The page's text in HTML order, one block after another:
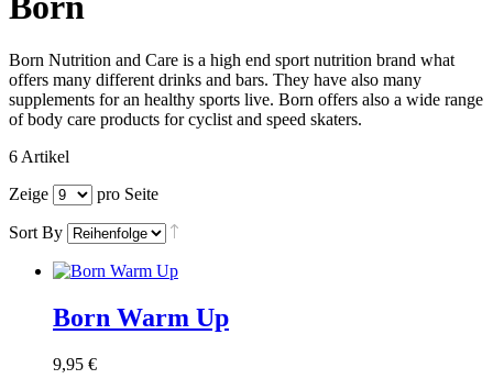
Born Nutrition and Care is a high end sport nutrition brand what
offers many different drinks and bars. They have also many
supplements for an healthy sports live. Born offers also a wide range
of body care products for cyclist and speed skaters.
6 Artikel
Zeige
pro Seite
Sort By
Born Warm Up
9,95 €